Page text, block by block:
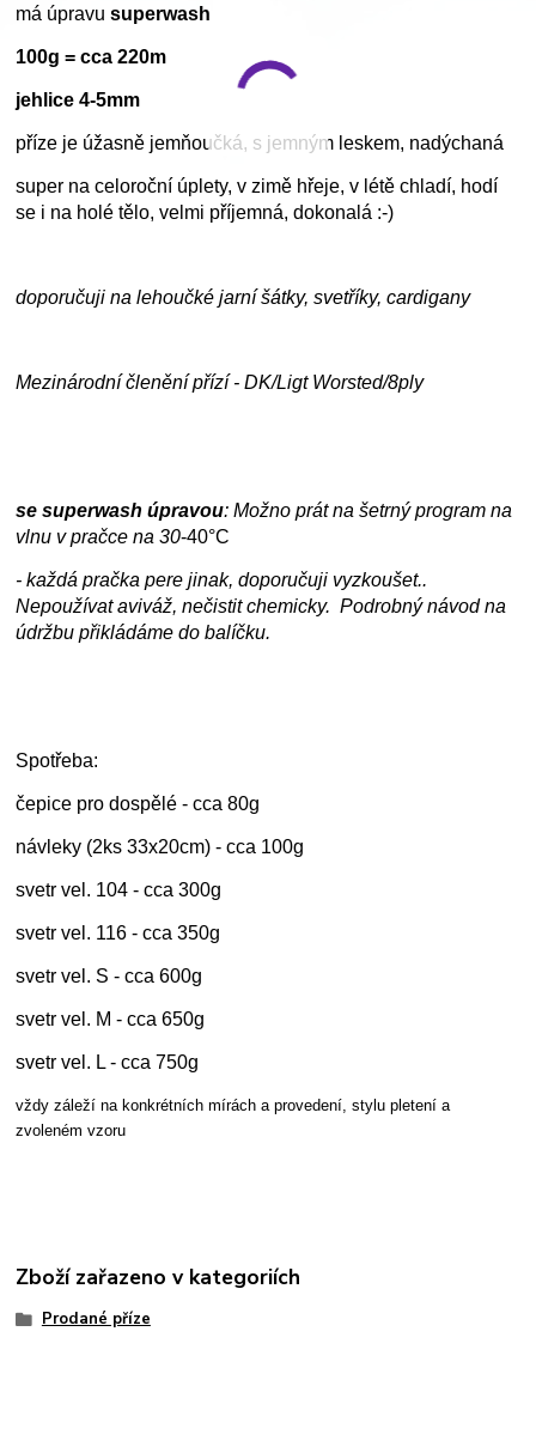
má úpravusuperwash
100g = cca 220m
jehlice 4-5mm
příze je úžasně jemňoučká, s jemným leskem, nadýchaná
super na celoroční úplety, v zimě hřeje, v létě chladí, hodí
se i na holé tělo, velmi příjemná, dokonalá :-)
doporučuji na lehoučké jarní šátky, svetříky, cardigany
Mezinárodní členění přízí - DK/Ligt Worsted/8ply
se superwash úpravou: Možno prát na šetrný program na
vlnu v pračce na30-40°C
- každá pračka pere jinak, doporučuji vyzkoušet..
Nepoužívat aviváž, nečistit chemicky. Podrobný návod na
údržbu přikládáme do balíčku.
Spotřeba:
čepice pro dospělé - cca 80g
návleky (2ks 33x20cm) - cca 100g
svetr vel. 104 - cca 300g
svetr vel. 116 - cca 350g
svetr vel. S - cca 600g
svetr vel. M - cca 650g
svetr vel. L - cca 750g
vždy záleží na konkrétních mírách a provedení, stylu pletení a
zvoleném vzoru
Zboží zařazeno v kategoriích
Prodané příze